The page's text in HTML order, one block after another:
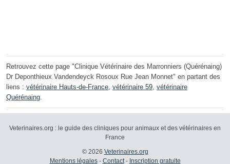
Retrouvez cette page "Clinique Vétérinaire des Marronniers (Quérénaing)
Dr Deponthieux Vandendeyck Rosoux Rue Jean Monnet" en partant des
liens : vétérinaire Hauts-de-France vétérinaire 59 vétérinaire
Quérénaing
Veterinaires.org : le guide des cliniques pour animaux et des vétérinaires en
France
© 2026 Veterinaires.org
Mentions légales- Contact- Inscription gratuite